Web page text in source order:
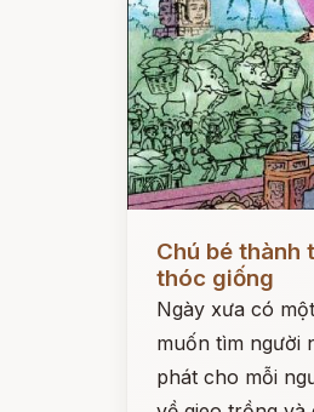
Chú bé thành
thóc giống
Ngày xưa có
muốn tìm người
phát cho mỗi